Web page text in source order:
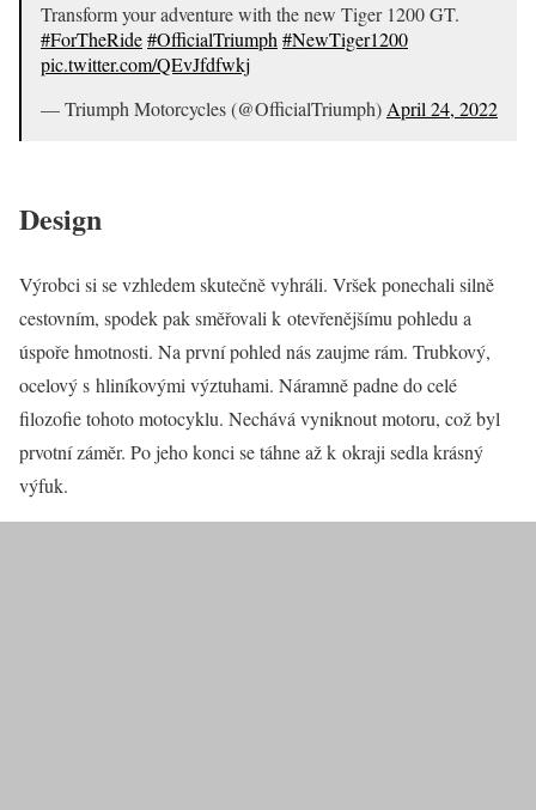
Transform your adventure with the new Tiger 1200 GT.
#ForTheRide#OfficialTriumph#NewTiger1200
pic.twitter.com/QEvJfdfwkj
— Triumph Motorcycles (@OfficialTriumph)April 24, 2022
Design
Výrobci si se vzhledem skutečně vyhráli. Vršek ponechali silně
cestovním, spodek pak směřovali k otevřenějšímu pohledu a
úspoře hmotnosti. Na první pohled nás zaujme rám. Trubkový,
ocelový s hliníkovými výztuhami. Náramně padne do celé
filozofie tohoto motocyklu. Nechává vyniknout motoru, což byl
prvotní záměr. Po jeho konci se táhne až k okraji sedla krásný
výfuk.